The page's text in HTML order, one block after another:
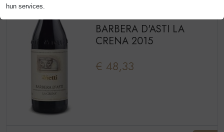
BARBERA D'ASTI LA
CRENA 2015
€ 48,33
hun services.